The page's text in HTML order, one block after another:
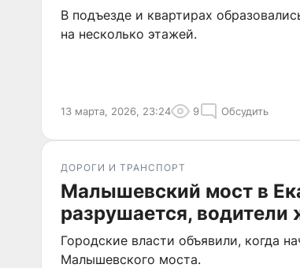
В подъезде и квартирах
на несколько этажей.
13 марта, 2026, 23:24 9 Обсудить
ДОРОГИ И ТРАНСПОРТ
Малышевский мост в
разрушается,
Городские власти объявили, когда
Малышевского моста.